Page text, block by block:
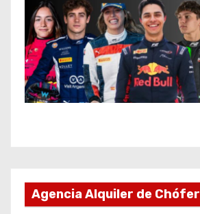
Agencia Alquiler de Chófer